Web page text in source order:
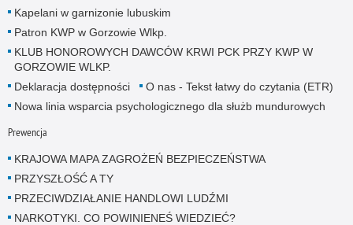
Kapelani w garnizonie lubuskim
Patron KWP w Gorzowie Wlkp.
KLUB HONOROWYCH DAWCÓW KRWI PCK PRZY KWP W
GORZOWIE WLKP.
Deklaracja dostępności
O nas - Tekst łatwy do czytania (ETR)
Nowa linia wsparcia psychologicznego dla służb mundurowych
Prewencja
KRAJOWA MAPA ZAGROŻEŃ BEZPIECZEŃSTWA
PRZYSZŁOŚĆ A TY
PRZECIWDZIAŁANIE HANDLOWI LUDŹMI
NARKOTYKI. CO POWINIENEŚ WIEDZIEĆ?